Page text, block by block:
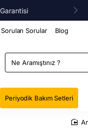
Sorulan Sorular Blog
Ne
Aramıştınız
Periyodik Bakım Setleri